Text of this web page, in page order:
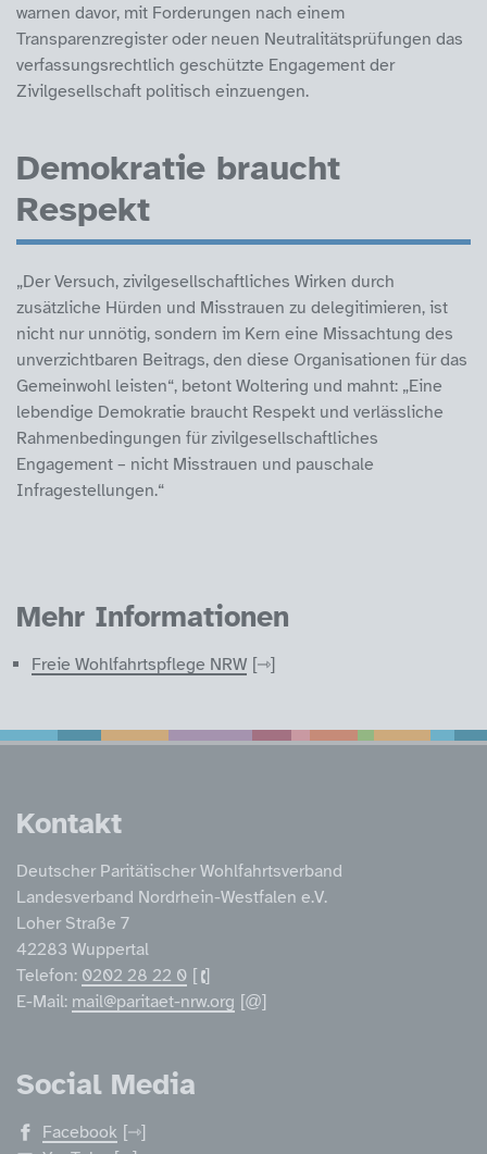
warnen davor, mit Forderungen nach einem
Transparenzregister oder neuen Neutralitätsprüfungen das
verfassungsrechtlich geschützte Engagement der
Zivilgesellschaft politisch einzuengen.
Demokratie braucht
Respekt
„Der Versuch, zivilgesellschaftliches Wirken durch
zusätzliche Hürden und Misstrauen zu delegitimieren, ist
nicht nur unnötig, sondern im Kern eine Missachtung des
unverzichtbaren Beitrags, den diese Organisationen für das
Gemeinwohl leisten“, betont Woltering und mahnt: „Eine
lebendige Demokratie braucht Respekt und verlässliche
Rahmenbedingungen für zivilgesellschaftliches
Engagement – nicht Misstrauen und pauschale
Infragestellungen.“
Mehr Informationen
Freie Wohlfahrtspflege NRW
Service
Kontakt
Deutscher Paritätischer Wohlfahrtsverband
Landesverband Nordrhein-Westfalen e.V.
Loher Straße 7
42283 Wuppertal
Telefon: 0202 28 22 0
E-Mail: mail@paritaet-nrw.org
Social Media
Facebook